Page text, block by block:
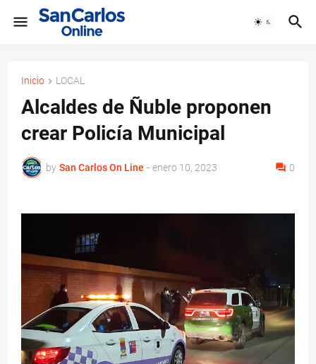
Inicio LOCAL
Alcaldes de Ñuble proponen
crear Policía Municipal
by San Carlos On Line - enero 10, 2023 0